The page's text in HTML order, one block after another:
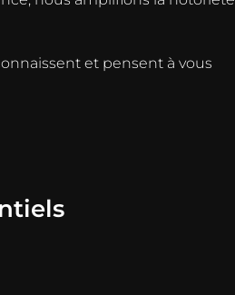
et pensent à vous